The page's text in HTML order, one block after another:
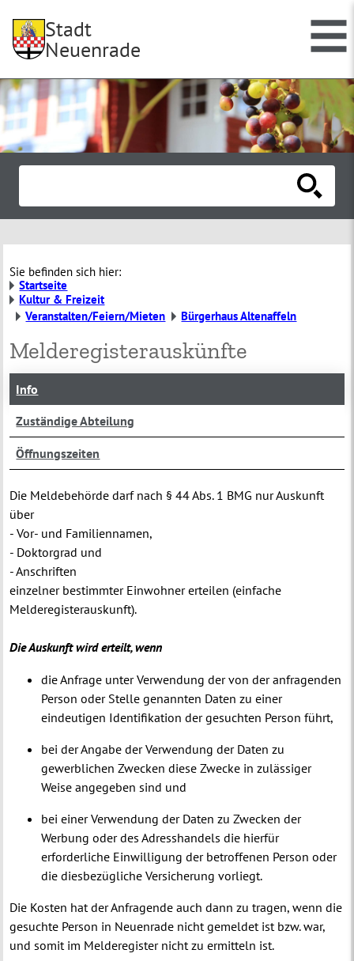
Stadt
Neuenrade
Sie befinden sich hier:
Startseite
Kultur & Freizeit
Veranstalten/Feiern/Mieten
Bürgerhaus Altenaffeln
Melderegisterauskünfte
Info
Zuständige Abteilung
Öffnungszeiten
Die Meldebehörde darf nach § 44 Abs. 1 BMG nur Auskunft
über
- Vor- und Familiennamen,
- Doktorgrad und
- Anschriften
einzelner bestimmter Einwohner erteilen (einfache
Melderegisterauskunft).
Die Auskunft wird erteilt, wenn
die Anfrage unter Verwendung der von der anfragenden
Person oder Stelle genannten Daten zu einer
eindeutigen Identifikation der gesuchten Person führt,
bei der Angabe der Verwendung der Daten zu
gewerblichen Zwecken diese Zwecke in zulässiger
Weise angegeben sind und
bei einer Verwendung der Daten zu Zwecken der
Werbung oder des Adresshandels die hierfür
erforderliche Einwilligung der betroffenen Person oder
die diesbezügliche Versicherung vorliegt.
Die Kosten hat der Anfragende auch dann zu tragen, wenn die
gesuchte Person in Neuenrade nicht gemeldet ist bzw. war,
und somit im Melderegister nicht zu ermitteln ist.